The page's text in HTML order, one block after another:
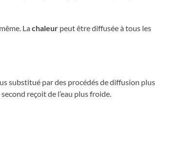
Lachaleurpeut être diffusée à tous les
substitué par des procédés de diffusion plus
reçoit de l’eau plus froide.